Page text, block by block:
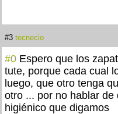
#3 tecnecio
#0 Espero que los
tute, porque cada cual
luego, que otro tenga
otro ... por no hablar
higiénico que digamos